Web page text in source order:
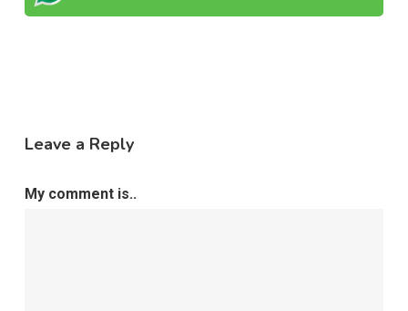
Leave a Reply
My comment is..